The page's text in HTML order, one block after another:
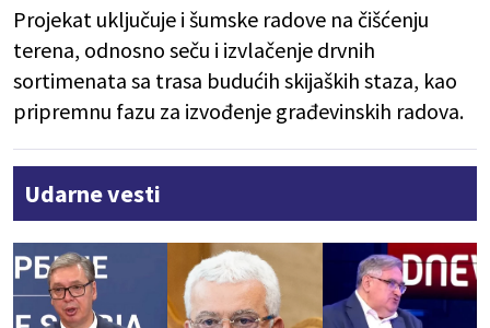
Projekat uključuje i šumske radove na čišćenju
terena, odnosno seču i izvlačenje drvnih
sortimenata sa trasa budućih skijaških staza, kao
pripremnu fazu za izvođenje građevinskih radova.
Udarne vesti